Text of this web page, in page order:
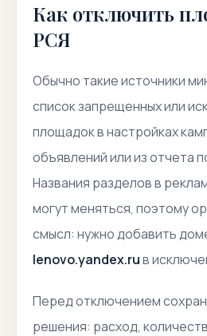
Как отключить
РСЯ
Обычно такие источники
список запрещенных или
площадок в настройках
объявлений или из отчета
Названия разделов в
могут меняться, поэтому
смысл: нужно добавить
lenovo.yandex.ruв
Перед отключением
решения: расход,